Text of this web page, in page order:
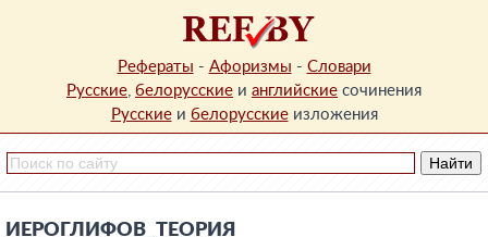
Рефераты - Афоризмы - Словари
Русские, белорусские и английские сочинения
Русскиеи белорусскиеизложения
ИЕРОГЛИФОВ_ТЕОРИЯ